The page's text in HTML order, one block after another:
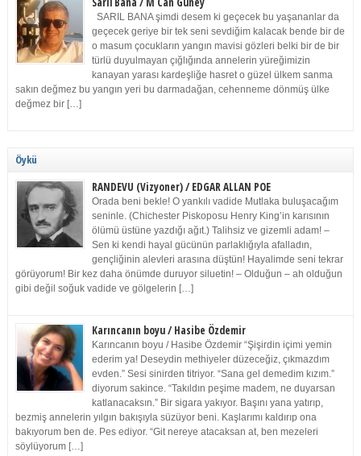
SARIL BANA şimdi desem ki geçecek bu yaşananlar da
geçecek geriye bir tek seni sevdiğim kalacak bende bir de
o masum çocukların yangın mavisi gözleri belki bir de bir
türlü duyulmayan çığlığında annelerin yüreğimizin
kanayan yarası kardeşliğe hasret o güzel ülkem sanma
sakın değmez bu yangın yeri bu darmadağan, cehenneme dönmüş ülke
değmez bir […]
Öykü
RANDEVU (Vizyoner) / EDGAR ALLAN POE
Orada beni bekle! O yankılı vadide Mutlaka buluşacağım
seninle. (Chichester Piskoposu Henry King’in karısının
ölümü üstüne yazdığı ağıt.) Talihsiz ve gizemli adam! –
Sen ki kendi hayal gücünün parlaklığıyla afalladın,
gençliğinin alevleri arasına düştün! Hayalimde seni tekrar
görüyorum! Bir kez daha önümde duruyor siluetin! – Olduğun – ah olduğun
gibi değil soğuk vadide ve gölgelerin […]
Karıncanın boyu / Hasibe Özdemir
Karıncanın boyu / Hasibe Özdemir “Şişirdin içimi yemin
ederim ya! Deseydin methiyeler düzeceğiz, çıkmazdım
evden.” Sesi sinirden titriyor. “Sana gel demedim kızım.”
diyorum sakince. “Takıldın peşime madem, ne duyarsan
katlanacaksın.” Bir sigara yakıyor. Başını yana yatırıp,
bezmiş annelerin yılgın bakışıyla süzüyor beni. Kaşlarımı kaldırıp ona
bakıyorum ben de. Pes ediyor. “Git nereye atacaksan at, ben mezeleri
söylüyorum […]